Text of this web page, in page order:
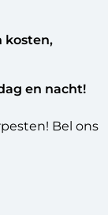
kosten,
en nacht!
Bel ons